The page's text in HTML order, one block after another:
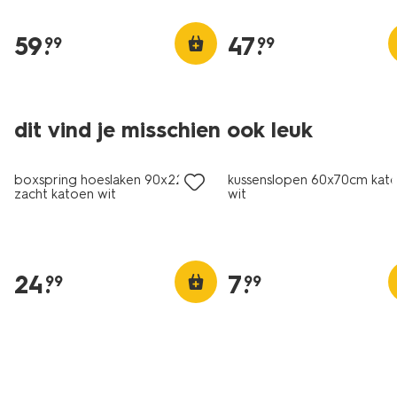
59.
99 47.
99
dit vind je misschien ook leuk
boxspring hoeslaken 90x220cm
zacht katoen wit
24.
99
kussenslopen 60x70cm
wit
7.
99